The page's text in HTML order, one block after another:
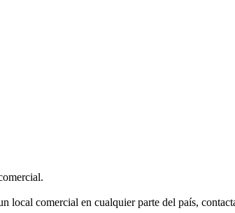
local comercial en cualquier parte del país,